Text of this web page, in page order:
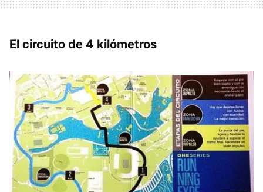
El circuito de 4 kilómetros